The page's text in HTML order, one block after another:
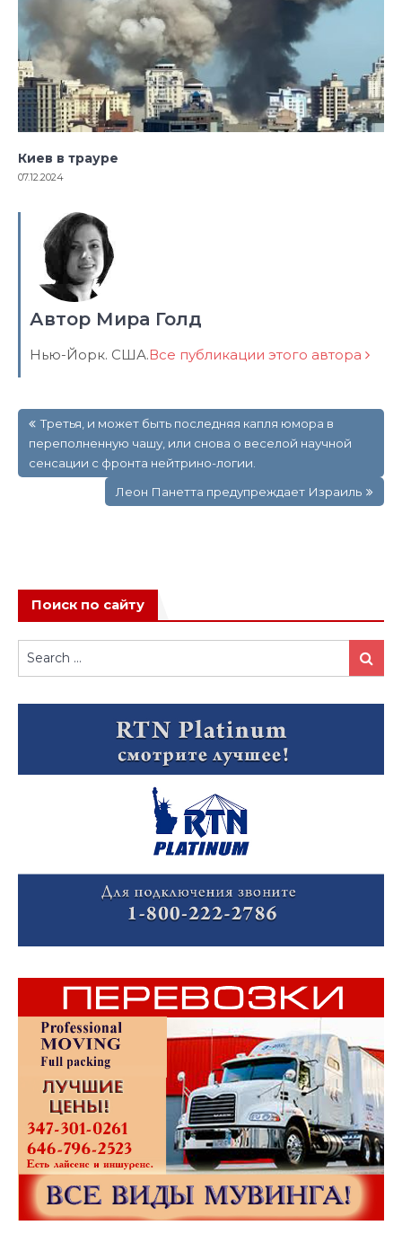
Киев в трауре
07.12.2024
Автор Мира Голд
Нью-Йорк. США.Все публикации этого автора
по
записям
Третья, и может быть последняя капля юмора в
переполненную чашу, или снова о веселой научной
сенсации с фронта нейтрино-логии.
Леон Панетта предупреждает Израиль
Поиск по сайту
Search
for:
Search